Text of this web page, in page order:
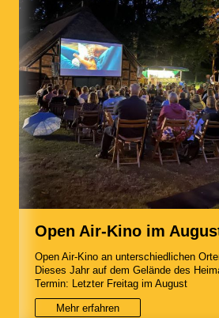
Open Air-Kino im
Open Air-Kino an unterschiedlichen
Dieses Jahr auf dem Gelände des
Termin: Letzter Freitag im August
Mehr erfahren